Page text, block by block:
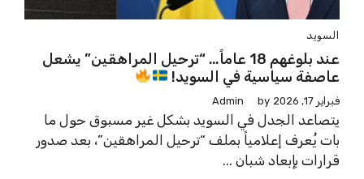
السويد
عند بلوغهم 18 عاماً… “ترحيل المراهقين” يشعل
عاصفة سياسية في السويد!
فبراير 17, 2026 by
Admin
يتصاعد الجدل في السويد بشكل غير مسبوق حول ما
بات يُعرف إعلامياً بملف “ترحيل المراهقين”، بعد صدور
قرارات بإبعاد شبان ...